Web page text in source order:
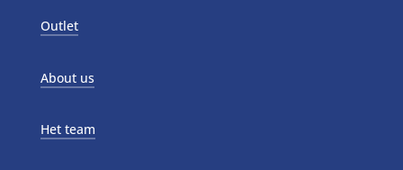
Outlet
About us
Het team